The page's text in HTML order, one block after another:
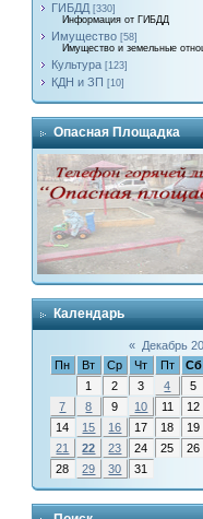
ГИБДД [330]
Информация от ГИБДД
Имущество [58]
Имущество и земельные
Культура [123]
КДН и ЗП [10]
Опасная Площадка
Календарь
« Декабрь
Пн
Вт Ср Чт Пт Сб
1
2 3 4 5
7
8 9 10 11 12
14
15 16 17 18 19
21
22 23 24 25 26
28
29 30 31